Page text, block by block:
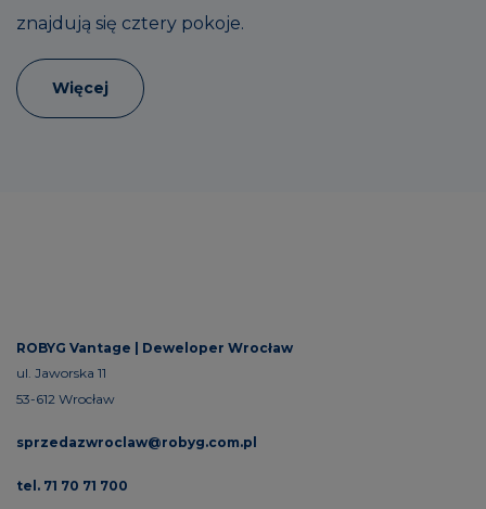
znajdują się cztery pokoje.
Więcej
ROBYG Vantage | Deweloper Wrocław
ul. Jaworska 11
53-612 Wrocław
sprzedazwroclaw@robyg.com.pl
tel. 71 70 71 700